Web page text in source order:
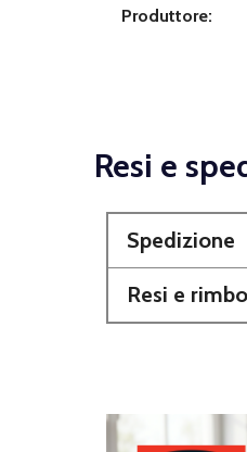
Produttore:
Resi e
Spedizione
Resi e